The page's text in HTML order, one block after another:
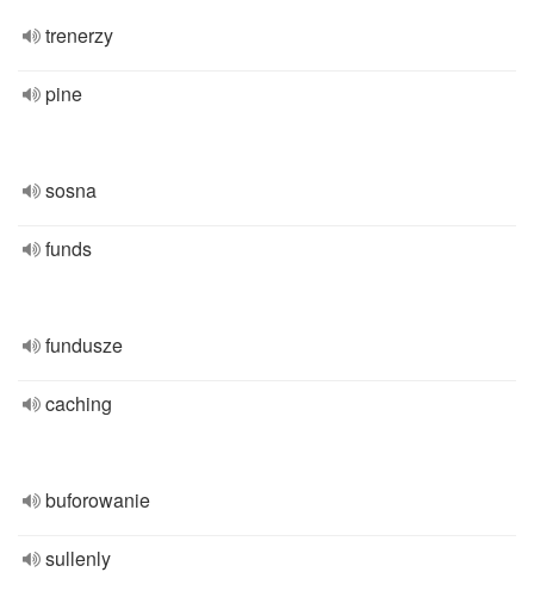
trenerzy
pine
sosna
funds
fundusze
caching
buforowanie
sullenly